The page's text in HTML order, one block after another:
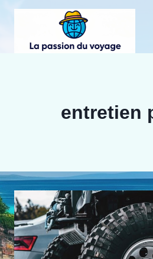
Aller
contenu
entretien